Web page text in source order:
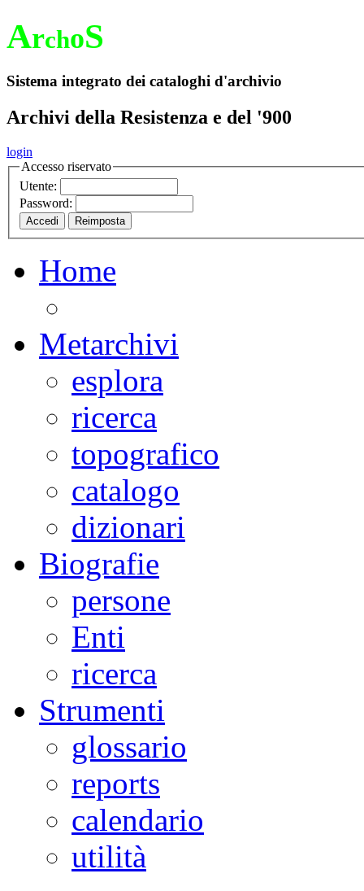
ArchoS
Sistema integrato dei cataloghi d'archivio
Archivi della Resistenza e del '900
login
Accesso riservato
Utente:
Password:
Home
Metarchivi
esplora
ricerca
topografico
catalogo
dizionari
Biografie
persone
Enti
ricerca
Strumenti
glossario
reports
calendario
utilità